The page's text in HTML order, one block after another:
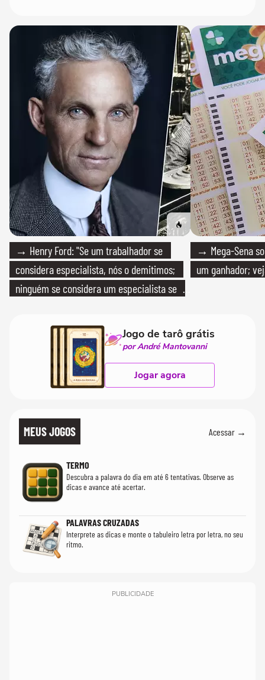
→ Henry Ford: "Se um trabalhador se
considera especialista, nós o demitimos;
ninguém se considera um especialista se
→ Mega-Sena
um ganhador;
Jogo de tarô grátis
por André Mantovanni
Jogar agora
MEUS JOGOS Acessar →
TERMO
Descubra a palavra do dia em até 6 tentativas. Observe as
dicas e avance até acertar.
PALAVRAS CRUZADAS
Interprete as dicas e monte o tabuleiro letra por letra, no seu
ritmo.
PUBLICIDADE